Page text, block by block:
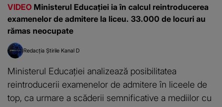
VIDEO Ministerul Educației ia în calcul reintroducerea
examenelor de admitere la liceu. 33.000 de locuri au
rămas neocupate
Redacția Știrile Kanal D
Ministerul Educației analizează posibilitatea
reintroducerii examenelor de admitere în liceele de
top, ca urmare a scăderii semnificative a mediilor cu